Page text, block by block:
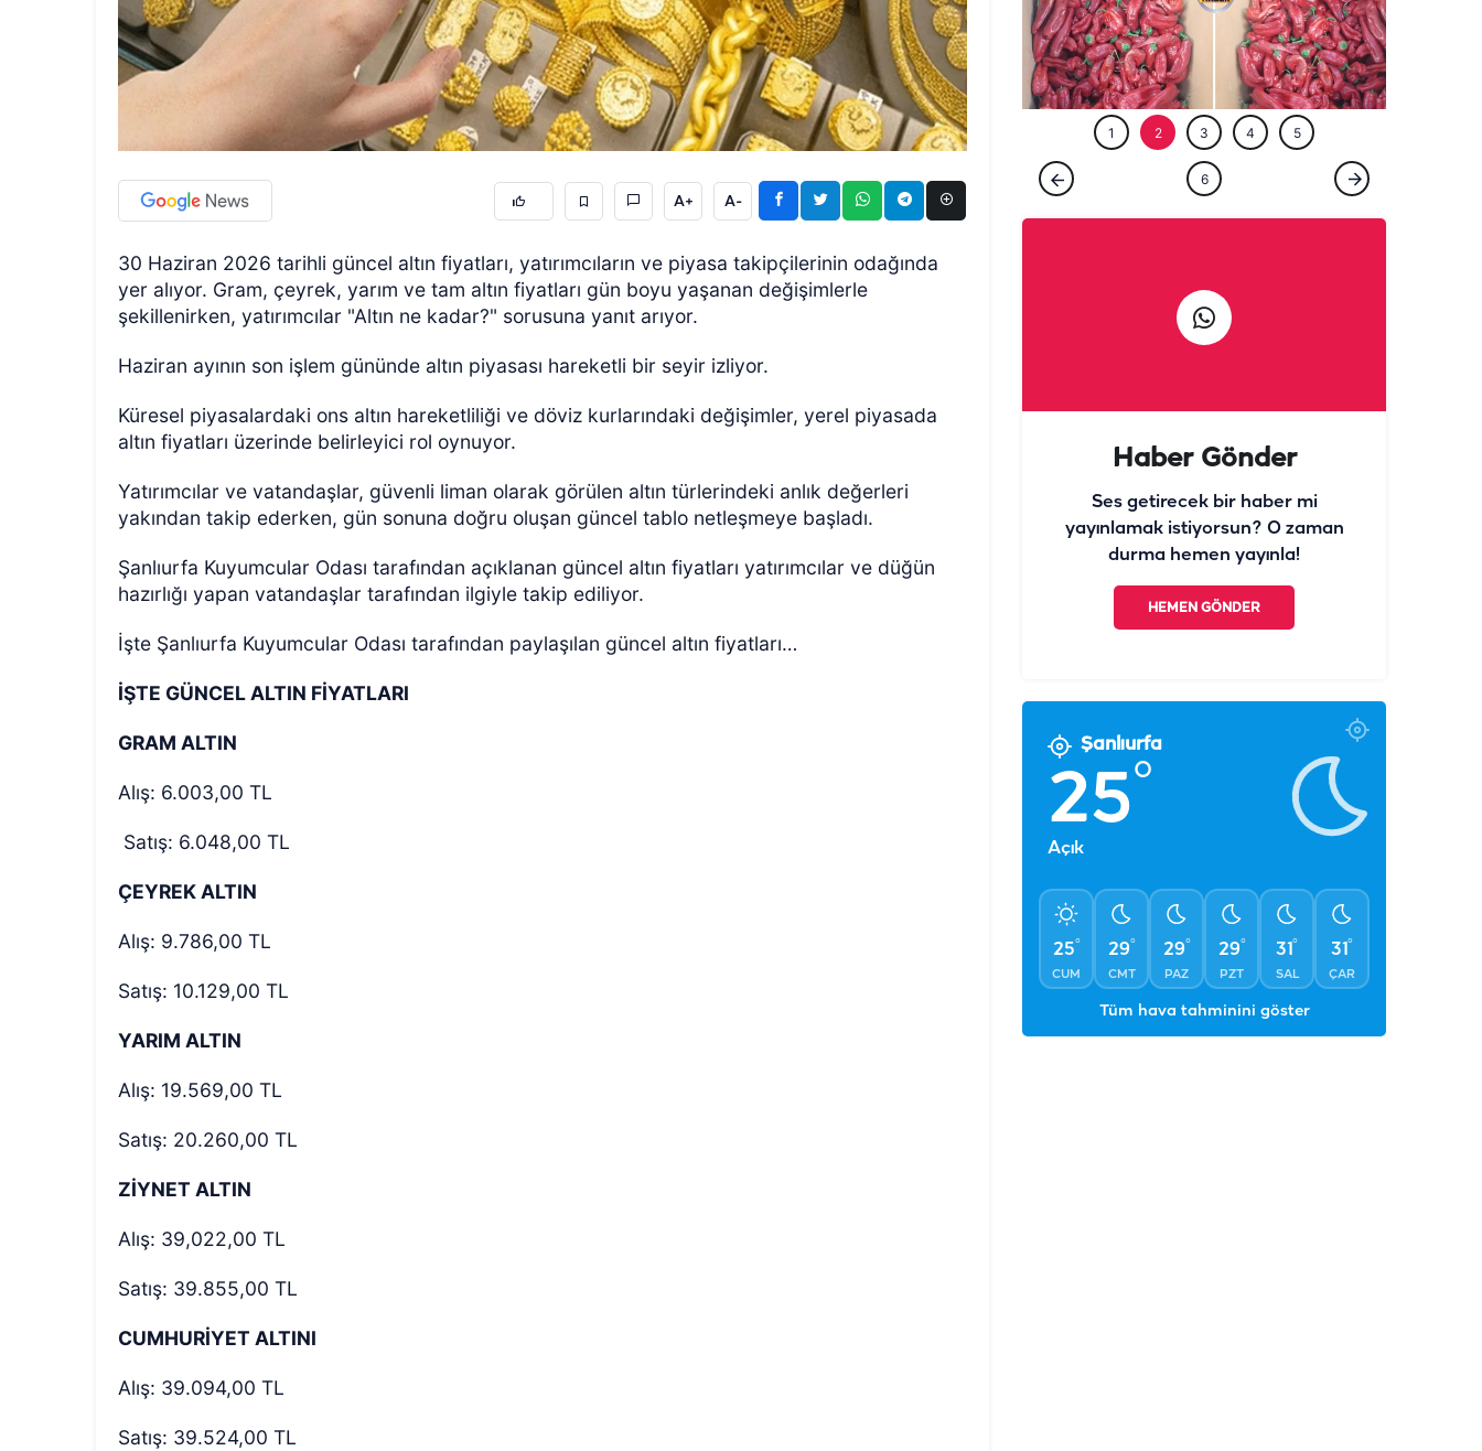
A+ A-
30 Haziran 2026 tarihli güncel altın fiyatları, yatırımcıların ve piyasa takipçilerinin odağında
yer alıyor. Gram, çeyrek, yarım ve tam altın fiyatları gün boyu yaşanan değişimlerle
şekillenirken, yatırımcılar "Altın ne kadar?" sorusuna yanıt arıyor.
Haziran ayının son işlem gününde altın piyasası hareketli bir seyir izliyor.
Küresel piyasalardaki ons altın hareketliliği ve döviz kurlarındaki değişimler, yerel piyasada
altın fiyatları üzerinde belirleyici rol oynuyor.
Yatırımcılar ve vatandaşlar, güvenli liman olarak görülen altın türlerindeki anlık değerleri
yakından takip ederken, gün sonuna doğru oluşan güncel tablo netleşmeye başladı.
Şanlıurfa Kuyumcular Odası tarafından açıklanan güncel altın fiyatları yatırımcılar ve düğün
hazırlığı yapan vatandaşlar tarafından ilgiyle takip ediliyor.
İşte Şanlıurfa Kuyumcular Odası tarafından paylaşılan güncel altın fiyatları…
İŞTE GÜNCEL ALTIN FİYATLARI
GRAM ALTIN
Alış: 6.003,00 TL
Satış: 6.048,00 TL
ÇEYREK ALTIN
Alış: 9.786,00 TL
Satış: 10.129,00 TL
YARIM ALTIN
Alış: 19.569,00 TL
Satış: 20.260,00 TL
ZİYNET ALTIN
Alış: 39,022,00 TL
Satış: 39.855,00 TL
CUMHURİYET ALTINI
Alış: 39.094,00 TL
Satış: 39.524,00 TL
ÖZEL HABER
Urfalılara kötü haber: Acısı yetmedi, fiyatı
1 2 3 4 5
6
Haber Gönder
Ses getirecek bir haber mi
yayınlamak istiyorsun? O zaman
durma hemen yayınla!
HEMEN GÖNDER
Şanlıurfa
25°
Açık
25°
CUM
29°
CMT
29°
PAZ
29°
PZT
31°
SAL
31°
ÇAR
Tüm hava tahminini göster